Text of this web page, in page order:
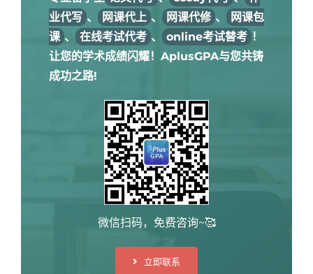
业代写 、 网课代上 、 网课代修 、
网课包
课 、 在线考试代考 、 online考试替考 ！
让您的学术成绩闪耀！AplusGPA与您共铸
成功之路!
微信扫码，免费咨询~🥰
立即联系